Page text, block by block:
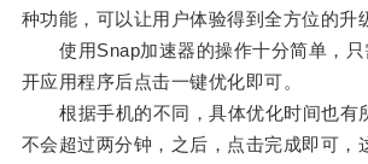
种功能，可以让用户体验得到全方位的升
使用Snap加速器的操作十分简单，只
开应用程序后点击一键优化即可。
根据手机的不同，具体优化时间也有
不会超过两分钟，之后，点击完成即可，